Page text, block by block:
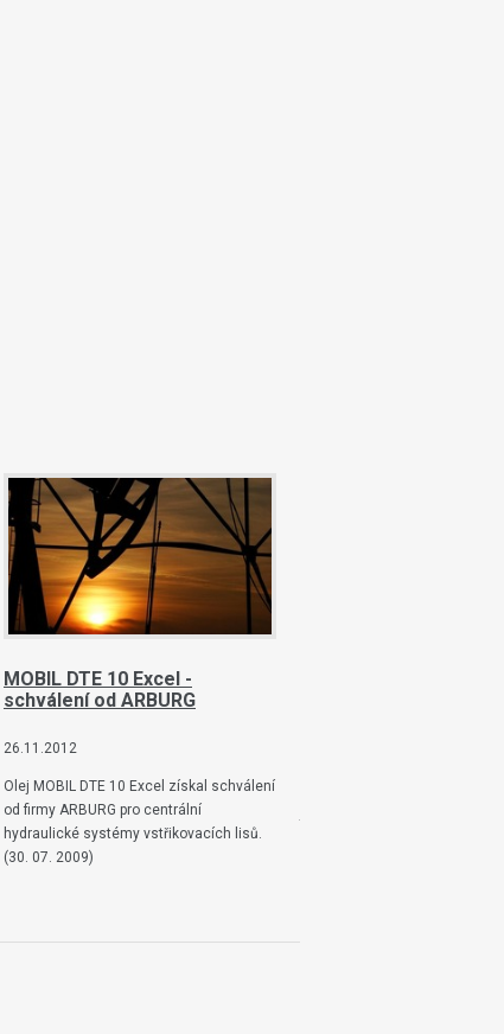
MOBIL DTE 10 Excel -
schválení od ARBURG
26.11.2012
Olej MOBIL DTE 10 Excel získal schválení
od firmy ARBURG pro centrální
hydraulické systémy vstřikovacích lisů.
(30. 07. 2009)